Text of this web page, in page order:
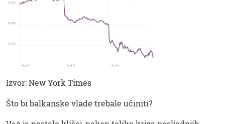
Izvor: New York Times
Što bi balkanske vlade trebale učiniti?